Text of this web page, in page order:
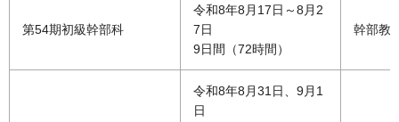
第54期初級幹部科
令和8年8月17日～8月2
7日
9日間（72時間）
幹部教
令和8年8月31日、9月1
日